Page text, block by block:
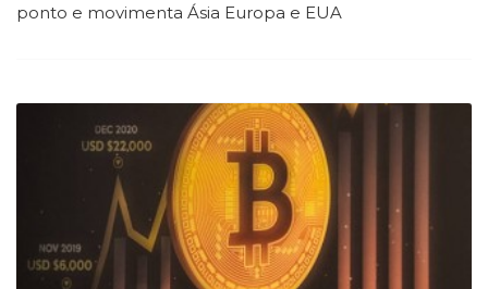
ponto e movimenta Ásia Europa e EUA